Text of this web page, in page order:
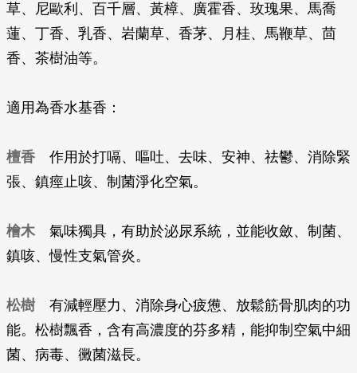
草、尼歐利、百千層、黃樟、廣霍香、玫瑰果、馬喬
蓮、丁香、乳香、岩蘭草、香茅、月桂、馬鞭草、茴
香、茶樹油等。
適用為香水基香：
檀香 作用於打嗝、嘔吐、去味、安神、祛鬱、消除緊
張、鎮痙止咳、制菌淨化空氣。
檜木氣味獨具，有助於泌尿系統，並能收斂、制菌、
鎮咳、慢性支氣管炎。
松樹 有減輕壓力、消除身心疲憊、放鬆筋骨肌肉的功
能。松樹飄香，含有高濃度的芬多精，能抑制空氣中細
菌、病毒、黴菌滋長。